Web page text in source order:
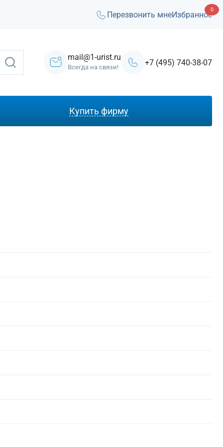
Перезвонить мнеИзбранное
0
mail@1-urist.ru
Всегда на связи! +7 (495) 740-38-07
Купить фирму